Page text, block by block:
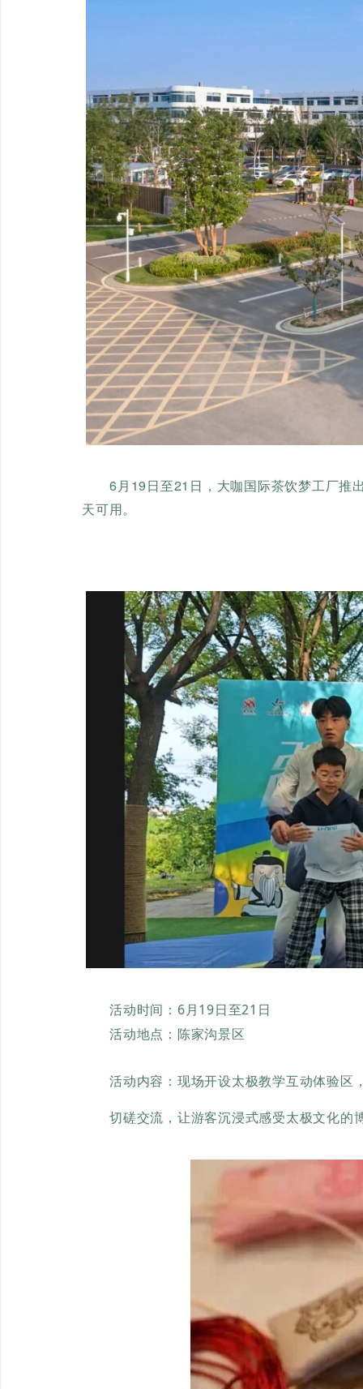
6月19日至21日，大咖国际茶饮梦工厂推
天可用。
活动时间：6月19日至21日
活动地点：陈家沟景区
活动内容：现场开设太极教学互动体验区
切磋交流，让游客沉浸式感受太极文化的